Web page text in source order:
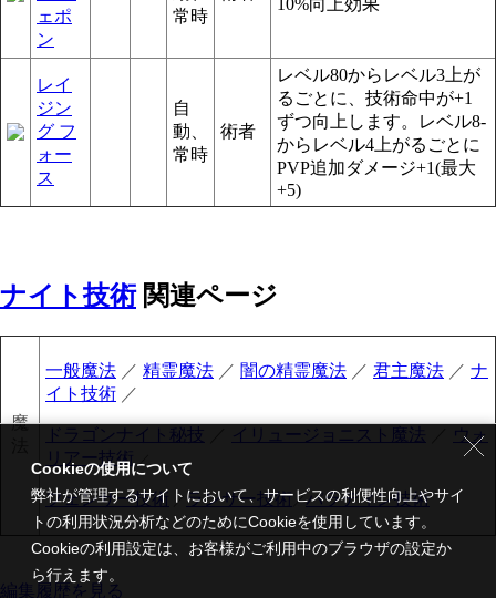
ェポ
ン
常時
レイ
ジン
グ フ
ォー
ス
自
動、
常時
術者
レベル80からレベル3上が
るごとに、技術命中が+1
ずつ向上します。レベル8-
からレベル4上がるごとに
PVP追加ダメージ+1(最大
+5)
ナイト技術関連ページ
魔
一般魔法 ／ 精霊魔法 ／ 闇の精霊魔法 ／ 君主魔法 ／ ナ
イト技術 ／
ドラゴンナイト秘技 イリュージョニスト魔法
ウォ
リアー技術
フェンサー技術 ／ ランサー技術／パラディン技術
編集履歴を見る
Cookieの使用について
弊社が管理するサイトにおいて、サービスの利便性向上やサイ
トの利用状況分析などのためにCookieを使用しています。
Cookieの利用設定は、お客様がご利用中のブラウザの設定か
ら行えます。